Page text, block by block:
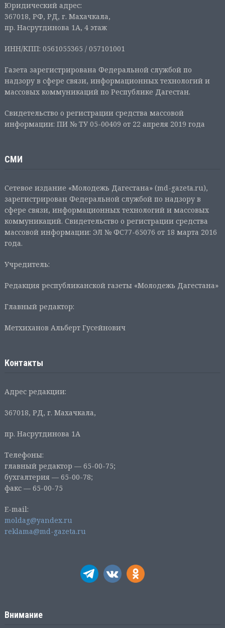
Юридический адрес:
367018, РФ, РД, г. Махачкала,
пр. Насрутдинова 1А, 4 этаж
ИНН/КПП: 0561055365 / 057101001
Газета зарегистрирована Федеральной службой по
надзору в сфере связи, информационных технологий и
массовых коммуникаций по Республике Дагестан.
Свидетельство о регистрации средства массовой
информации: ПИ № ТУ 05-00409 от 22 апреля 2019 года
СМИ
Сетевое издание «Молодежь Дагестана» (md-gazeta.ru),
зарегистрирован Федеральной службой по надзору в
сфере связи, информационных технологий и массовых
коммуникаций. Свидетельство о регистрации средства
массовой информации: ЭЛ № ФС77-65076 от 18 марта 2016
года.
Учредитель:
Редакция республиканской газеты «Молодежь Дагестана»
Главный редактор:
Метхиханов Альберт Гусейнович
Контакты
Адрес редакции:
367018, РД, г. Махачкала,
пр. Насрутдинова 1А
Телефоны:
главный редактор — 65-00-75;
бухгалтерия — 65-00-78;
факс — 65-00-75
E-mail:
moldag@yandex.ru
reklama@md-gazeta.ru
Внимание